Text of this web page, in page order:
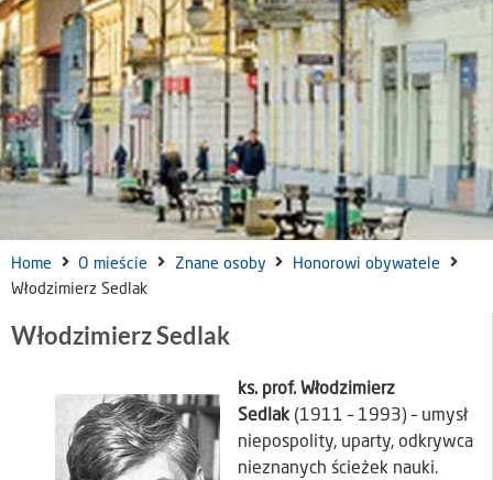
Home O mieście Znane osoby
Honorowi obywatele
Włodzimierz Sedlak
Włodzimierz Sedlak
ks. prof. Włodzimierz
Sedlak (1911 – 1993) – umysł
niepospolity, uparty, odkrywca
nieznanych ścieżek nauki.